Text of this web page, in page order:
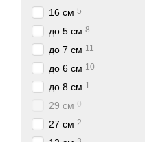
16 см 5
до 5 см 8
до 7 см 11
до 6 см 10
до 8 см 1
29 см 0
27 см 2